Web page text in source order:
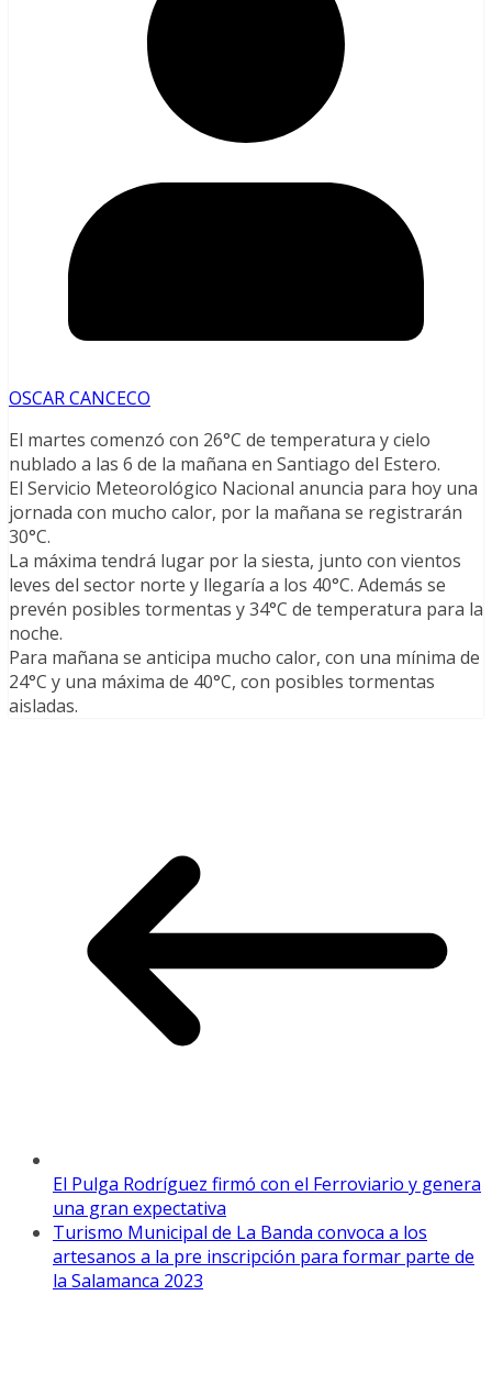
OSCAR CANCECO
El martes comenzó con 26°C de temperatura y cielo
nublado a las 6 de la mañana en Santiago del Estero.
El Servicio Meteorológico Nacional anuncia para hoy una
jornada con mucho calor, por la mañana se registrarán
30°C.
La máxima tendrá lugar por la siesta, junto con vientos
leves del sector norte y llegaría a los 40°C. Además se
prevén posibles tormentas y 34°C de temperatura para la
noche.
Para mañana se anticipa mucho calor, con una mínima de
24°C y una máxima de 40°C, con posibles tormentas
aisladas.
El Pulga Rodríguez firmó con el Ferroviario y genera
una gran expectativa
Turismo Municipal de La Banda convoca a los
artesanos a la pre inscripción para formar parte de
la Salamanca 2023